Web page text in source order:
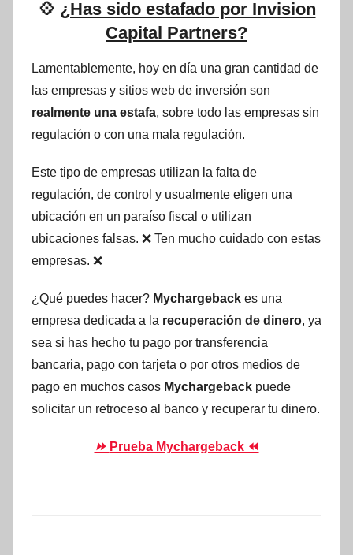
💠 ¿Has sido estafado por Invision
Capital Partners?
Lamentablemente, hoy en día una gran cantidad de
las empresas y sitios web de inversión son
realmente una estafa, sobre todo las empresas sin
regulación o con una mala regulación.
Este tipo de empresas utilizan la falta de
regulación, de control y usualmente eligen una
ubicación en un paraíso fiscal o utilizan
ubicaciones falsas. ❌ Ten mucho cuidado con estas
empresas. ❌
¿Qué puedes hacer? Mychargeback es una
empresa dedicada a la recuperación de dinero, ya
sea si has hecho tu pago por transferencia
bancaria, pago con tarjeta o por otros medios de
pago en muchos casos Mychargeback puede
solicitar un retroceso al banco y recuperar tu dinero.
⏩ Prueba Mychargeback ⏪